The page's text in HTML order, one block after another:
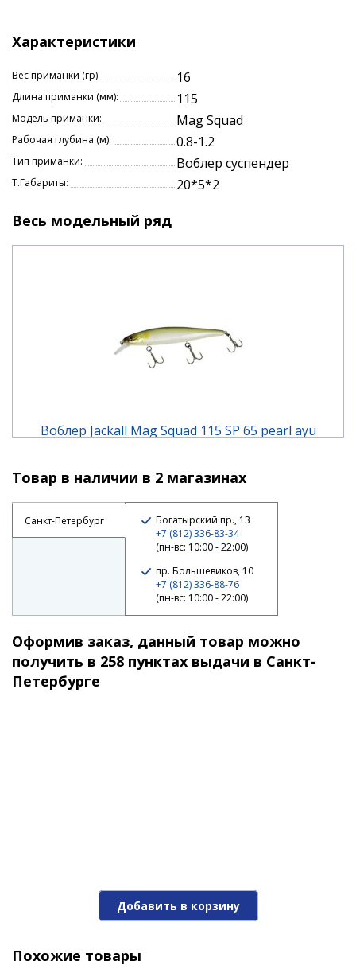
происходит поклевка.
Воблер достаточно упорист и требует мощного
удилища со среднебыстрым или быстрым строем.
Достойный выбор для ловли крупной щуки.
Характеристики
Вес приманки (гр): 16
Длина приманки (мм): 115
Модель приманки: Mag Squad
Рабочая глубина (м): 0.8-1.2
Тип приманки: Воблер суспендер
Т.Габариты: 20*5*2
Весь модельный ряд
Воблер Jackall Mag Squad 115 SP 65 pearl ayu
2 070 ₽
Товар в наличии в 2 магазинах
Санкт-Петербург
Богатырский пр., 13
+7 (812) 336-83-34
(пн-вс: 10:00 - 22:00)
пр. Большевиков, 10
+7 (812) 336-88-76
(пн-вс: 10:00 - 22:00)
Оформив заказ, данный товар можно
получить в 258 пунктах выдачи в Санкт-
Петербурге
Добавить в корзину
Похожие товары